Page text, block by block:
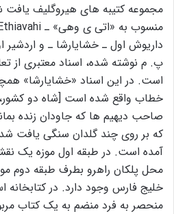
مجموعه کتیبه هاى هیروگلیف
پ. م نوشته شده، اسناد معتبرى از
است. در این اسناد «خشایارشا»
خطاب واقع شده است [شاه دو
صاحب دیهیم ها که جاودان زنده
که بر روى چند گلدان سنگى یافت
محل پلکان راهرو بطرف طبقه دوم
خلیج فارس وجود دارد. در کتابخانه